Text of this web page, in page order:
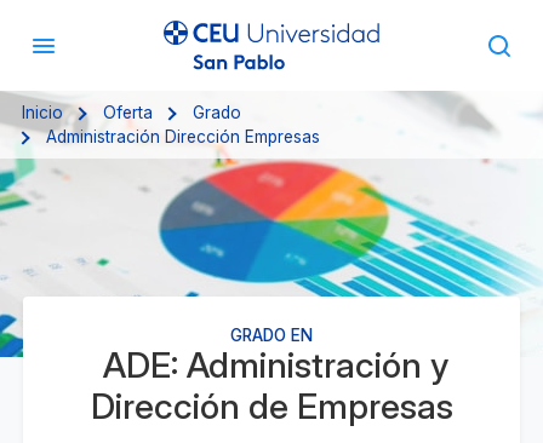
Inicio Oferta
Grado
Administración Dirección Empresas
GRADO EN
ADE: Administración y
Dirección de Empresas